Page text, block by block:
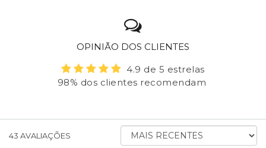
OPINIÃO DOS CLIENTES
4.9 de 5 estrelas
98% dos clientes recomendam
43 AVALIAÇÕES
ORDENAR
AVALIAÇÕES